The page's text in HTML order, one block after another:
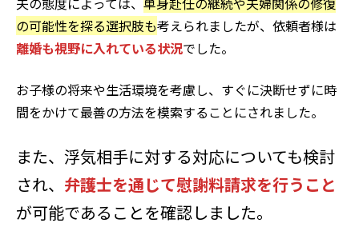
の可能性を探る選択肢も考えられましたが、依頼者様は
離婚も視野に入れている状況でした。
お子様の将来や生活環境を考慮し、すぐに決断せずに時
間をかけて最善の方法を模索することにされました。
また、浮気相手に対する対応についても検討
され、 弁護士を通じて慰謝料請求を行うこと
が可能であることを確認しました。